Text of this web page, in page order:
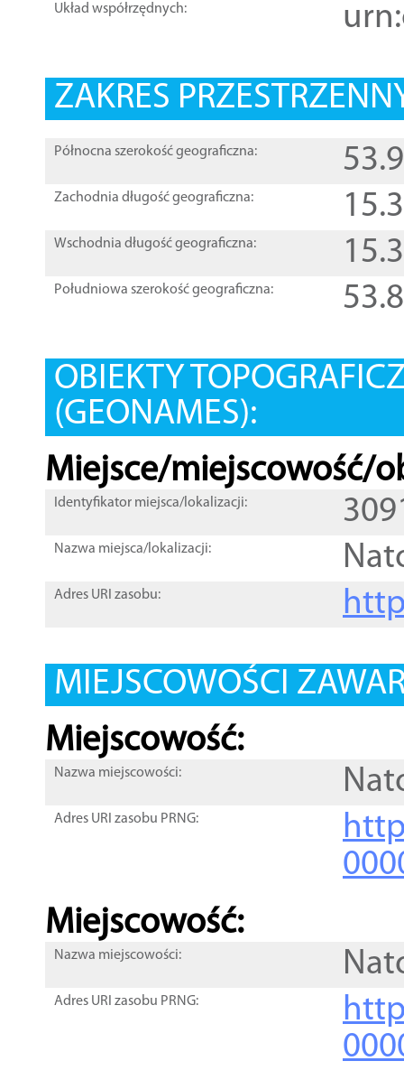
Układ współrzędnych:
ZAKRES
Północna szerokość geograficzna:
Zachodnia długość geograficzna:
Wschodnia długość geograficzna:
Południowa szerokość geograficzna:
OBIEKTY
(GEONAMES):
Miejsce/miejscowość/
Identyfikator miejsca/lokalizacji:
Nazwa miejsca/lokalizacji:
Adres URI zasobu:
MIEJSCOWOŚCI
Miejscowość:
Nazwa miejscowości:
Adres URI zasobu PRNG:
Miejscowość:
Nazwa miejscowości:
Adres URI zasobu PRNG: